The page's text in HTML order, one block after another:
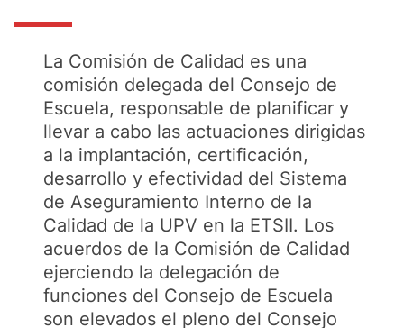
La Comisión de Calidad es una
comisión delegada del Consejo de
Escuela, responsable de planificar y
llevar a cabo las actuaciones dirigidas
a la implantación, certificación,
desarrollo y efectividad del Sistema
de Aseguramiento Interno de la
Calidad de la UPV en la ETSII. Los
acuerdos de la Comisión de Calidad
ejerciendo la delegación de
funciones del Consejo de Escuela
son elevados el pleno del Consejo